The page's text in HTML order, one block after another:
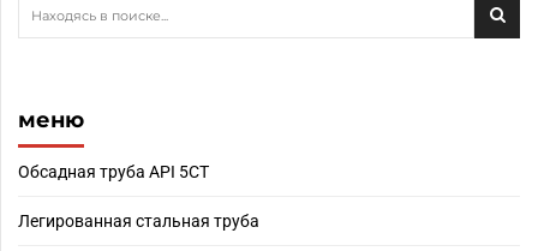
меню
Обсадная труба API 5CT
Легированная стальная труба